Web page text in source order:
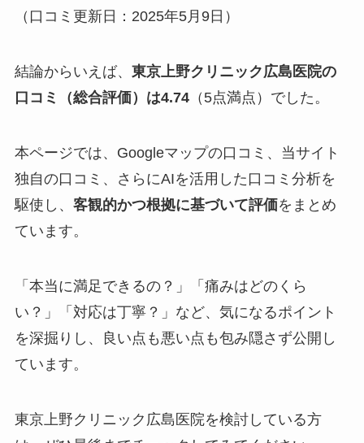
（口コミ更新日：2025年5月9日）
結論からいえば、 東京上野クリニック広島医院の
口コミ（総合評価）は4.74（5点満点）でした。
本ページでは、Googleマップの口コミ、当サイト
独自の口コミ、さらにAIを活用した口コミ分析を
駆使し、 客観的かつ根拠に基づいて評価をまとめ
ています。
「本当に満足できるの？」「痛みはどのくら
い？」「対応は丁寧？」など、気になるポイント
を深掘りし、良い点も悪い点も包み隠さず公開し
ています。
東京上野クリニック広島医院を検討している方